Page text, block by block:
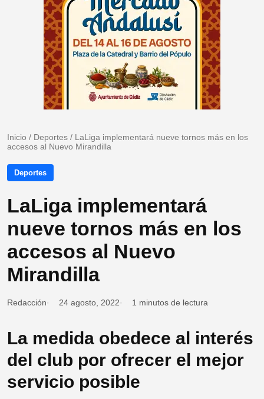
Inicio / Deportes / LaLiga implementará nueve tornos más en los
accesos al Nuevo Mirandilla
Deportes
LaLiga implementará
nueve tornos más en los
accesos al Nuevo
Mirandilla
Redacción 24 agosto, 2022 1 minutos de lectura
La medida obedece al interés
del club por ofrecer el mejor
servicio posible